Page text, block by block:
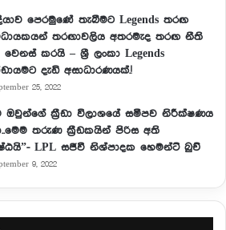
පෙරමුණේ තැබීමට Legends තරඟ
තරඟාවලිය අතරමැද තරඟ නීති
වෙනස් කරයි – ශ්‍රී ලංකා Legends
දැඩි අසාධාරණයක්.!
25, 2022
ඔවුන්ගේ ක්‍රීඩා විලාශයේ සමීපව නිරීක්ෂණය
තරුණ ක්‍රීඩකයින් පිරිස අති
LPL සජීවී නිශ්පාදක හෙමන්ට් බුච්
9, 2022